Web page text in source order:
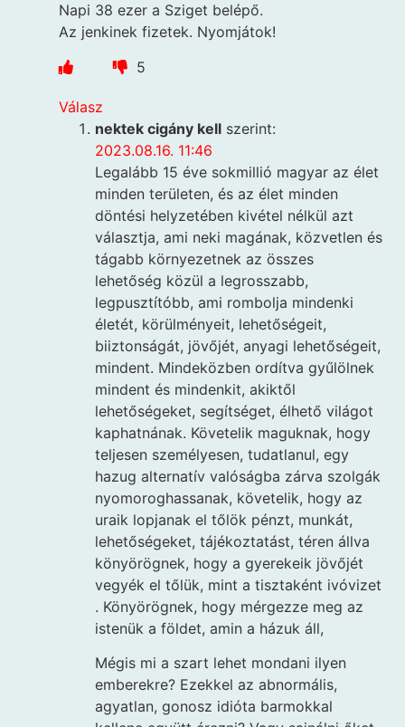
Napi 38 ezer a Sziget belépő.
Az jenkinek fizetek. Nyomjátok!
5
Válasz
nektek cigány kell szerint:
2023.08.16. 11:46
Legalább 15 éve sokmillió magyar az élet
minden területen, és az élet minden
döntési helyzetében kivétel nélkül azt
választja, ami neki magának, közvetlen és
tágabb környezetnek az összes
lehetőség közül a legrosszabb,
legpusztítóbb, ami rombolja mindenki
életét, körülményeit, lehetőségeit,
biiztonságát, jövőjét, anyagi lehetőségeit,
mindent. Mindeközben ordítva gyűlölnek
mindent és mindenkit, akiktől
lehetőségeket, segítséget, élhető világot
kaphatnának. Követelik maguknak, hogy
teljesen személyesen, tudatlanul, egy
hazug alternatív valóságba zárva szolgák
nyomoroghassanak, követelik, hogy az
uraik lopjanak el tőlök pénzt, munkát,
lehetőségeket, tájékoztatást, téren állva
könyörögnek, hogy a gyerekeik jövőjét
vegyék el tőlük, mint a tisztaként ivóvizet
. Könyörögnek, hogy mérgezze meg az
istenük a földet, amin a házuk áll,
Mégis mi a szart lehet mondani ilyen
emberekre? Ezekkel az abnormális,
agyatlan, gonosz idióta barmokkal